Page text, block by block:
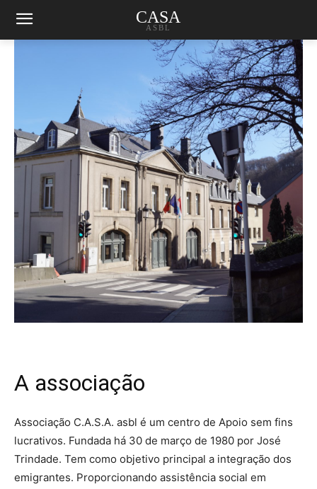
CASA
ASBL
A associação
Associação C.A.S.A. asbl é um centro de Apoio sem fins
lucrativos. Fundada há 30 de março de 1980 por José
Trindade. Tem como objetivo principal a integração dos
emigrantes. Proporcionando assistência social em